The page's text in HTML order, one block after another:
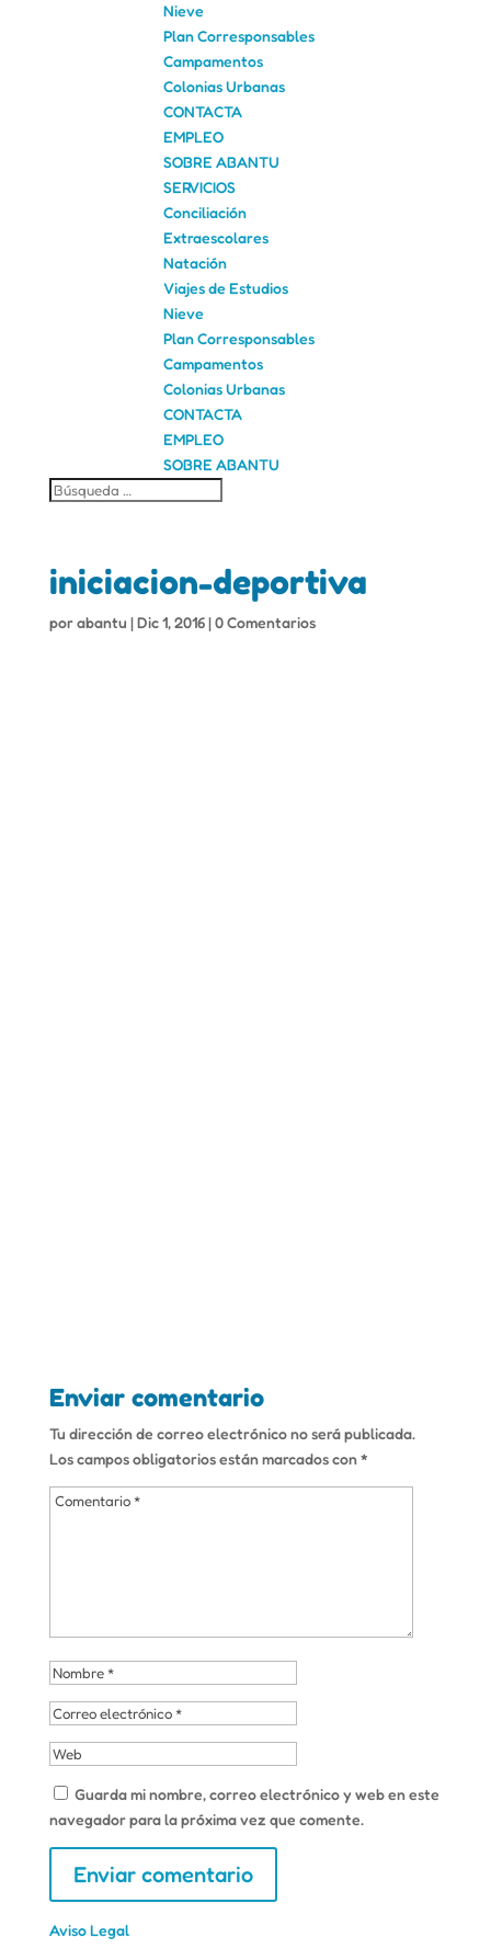
Nieve
Plan Corresponsables
Campamentos
Colonias Urbanas
CONTACTA
EMPLEO
SOBRE ABANTU
SERVICIOS
Conciliación
Extraescolares
Natación
Viajes de Estudios
Nieve
Plan Corresponsables
Campamentos
Colonias Urbanas
CONTACTA
EMPLEO
SOBRE ABANTU
iniciacion-deportiva
porabantu |Dic 1, 2016|0 Comentarios
Enviar comentario
Tu dirección de correo electrónico no será publicada.
Los campos obligatorios están marcados con*
Guarda mi nombre, correo electrónico y web en este
navegador para la próxima vez que comente.
Aviso Legal